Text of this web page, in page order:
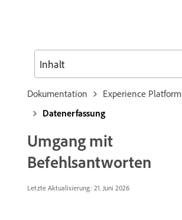
Dokumentation
Experience Platform
Datenerfassung
Umgang mit
Befehlsantworten
Letzte Aktualisierung: 21. Juni 2026
Inhalt